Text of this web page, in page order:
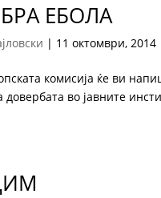
ЕБОЛА
| 11 октомври, 2014
комисија ќе ви
довербата во јавните